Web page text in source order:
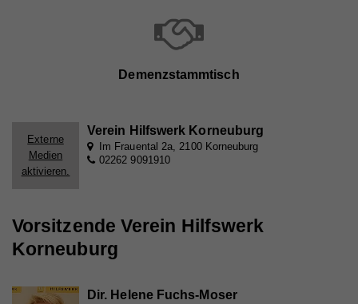
Demenzstammtisch
Externe
Medien
aktivieren.
Verein Hilfswerk Korneuburg
Im Frauental 2a, 2100 Korneuburg
02262 9091910
Vorsitzende Verein Hilfswerk
Korneuburg
Dir. Helene Fuchs-Moser